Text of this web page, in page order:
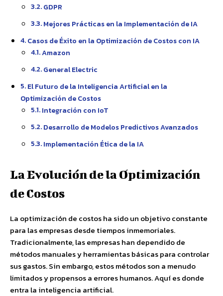
GDPR
Mejores Prácticas en la Implementación de IA
Casos de Éxito en la Optimización de Costos con IA
Amazon
General Electric
El Futuro de la Inteligencia Artificial en la
Optimización de Costos
Integración con IoT
Desarrollo de Modelos Predictivos Avanzados
Implementación Ética de la IA
La Evolución de la Optimización
de Costos
La optimización de costos ha sido un objetivo constante
para las empresas desde tiempos inmemoriales.
Tradicionalmente, las empresas han dependido de
métodos manuales y herramientas básicas para controlar
sus gastos. Sin embargo, estos métodos son a menudo
limitados y propensos a errores humanos. Aquí es donde
entra la inteligencia artificial.